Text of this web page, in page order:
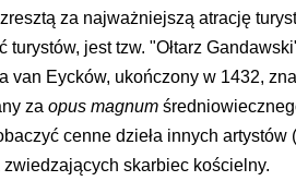
za najważniejszą atrację
jest tzw. "Ołtarz
van Eycków, ukończony w 1432,
za opus magnum
cenne dzieła innych artystów
skarbiec kościelny.